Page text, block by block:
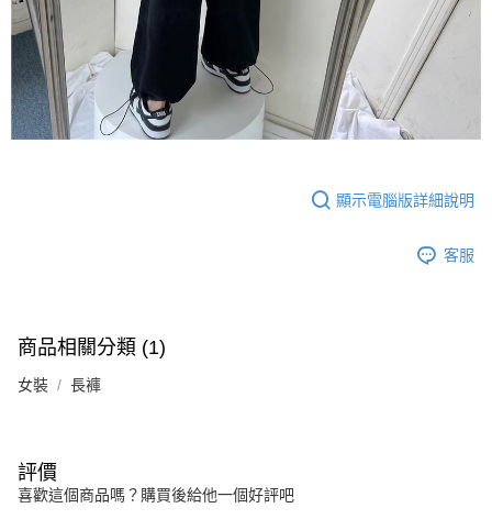
顯示電腦版詳細說明
客服
商品相關分類 (1)
女裝 長褲
評價
喜歡這個商品嗎？購買後給他一個好評吧